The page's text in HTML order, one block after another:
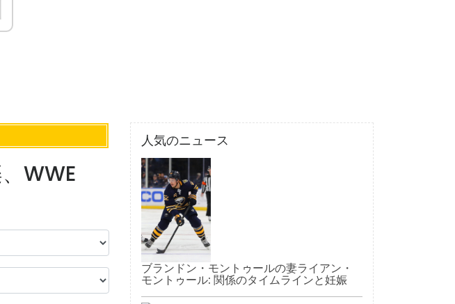
WWE
人気のニュース
ブランドン・モントゥールの妻ライアン・
モントゥール: 関係のタイムラインと妊娠